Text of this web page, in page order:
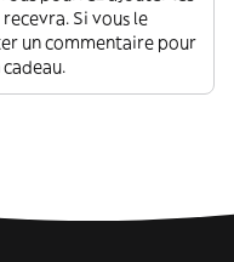
Si vous le
un commentaire pour